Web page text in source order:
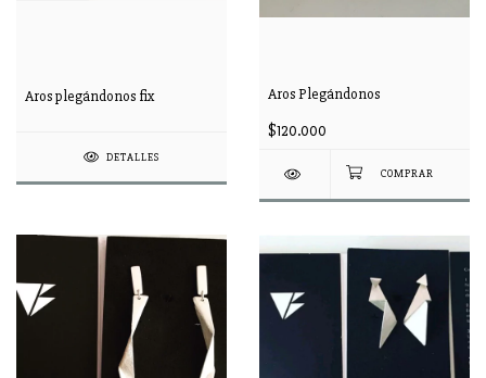
Aros plegándonos fix
DETALLES
Aros Plegándonos
$120.000